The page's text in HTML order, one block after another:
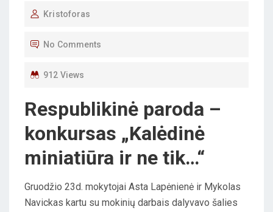
SKristoforas
No Comments
912 Views
Respublikinė paroda –
konkursas „Kalėdinė
miniatiūra ir ne tik…“
Gruodžio 23d. mokytojai Asta Lapėnienė ir Mykolas
Navickas kartu su mokinių darbais dalyvavo šalies